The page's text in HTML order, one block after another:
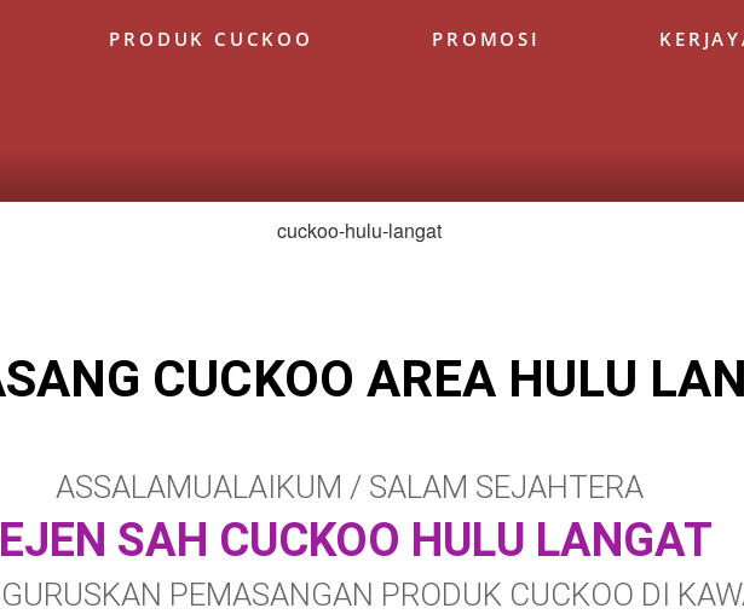
PRODUK CUCKOO PROMOSI
CUCKOO AREA HULU
ASSALAMUALAIKUM / SALAM SEJAHTERA
EJEN SAH CUCKOO HULU LANGAT
PEMASANGAN PRODUK CUCKOO DI